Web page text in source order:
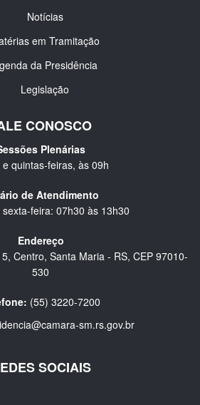
Notícias
em Tramitação
da Presidência
Legislação
CONOSCO
Plenárias
quintas-feiras, às 09h
de Atendimento
feira: 07h30 às 13h30
Endereço
Centro, Santa Maria - RS, CEP 97010-
530
(55) 3220-7200
sm.rs.gov.br
SOCIAIS